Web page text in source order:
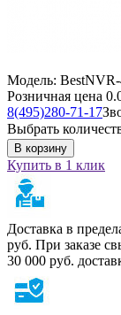
Модель:
Розничная цена
8(495)280-71-17
Выбрать
В корзину
Купить в 1 клик
Доставка в
руб. При заказе
30 000 руб.